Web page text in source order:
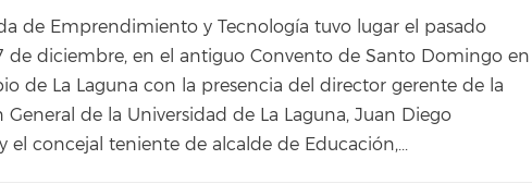
de Emprendimiento y Tecnología tuvo lugar el pasado
de diciembre, en el antiguo Convento de Santo Domingo en
de La Laguna con la presencia del director gerente de la
General de la Universidad de La Laguna, Juan Diego
el concejal teniente de alcalde de Educación,...